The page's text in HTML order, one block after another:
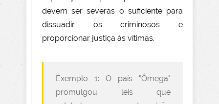
devem ser severas o suficiente para
dissuadir os criminosos e
proporcionar justiça às vítimas.
Exemplo 1: O país "Ômega"
promulgou leis que